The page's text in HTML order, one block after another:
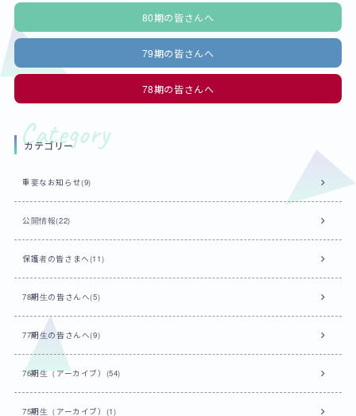
80期の皆さんへ
79期の皆さんへ
78期の皆さんへ
カテゴリー
重要なお知らせ(9)
公開情報(22)
保護者の皆さまへ(11)
78期生の皆さんへ(5)
77期生の皆さんへ(9)
76期生（アーカイブ）(54)
75期生（アーカイブ）(1)